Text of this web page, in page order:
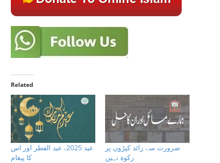
Related
عيد 2025، عيد الفطر اور اس
كا پيغام
ضرورت سے زائد کپڑوں پر
زکوة نہیں